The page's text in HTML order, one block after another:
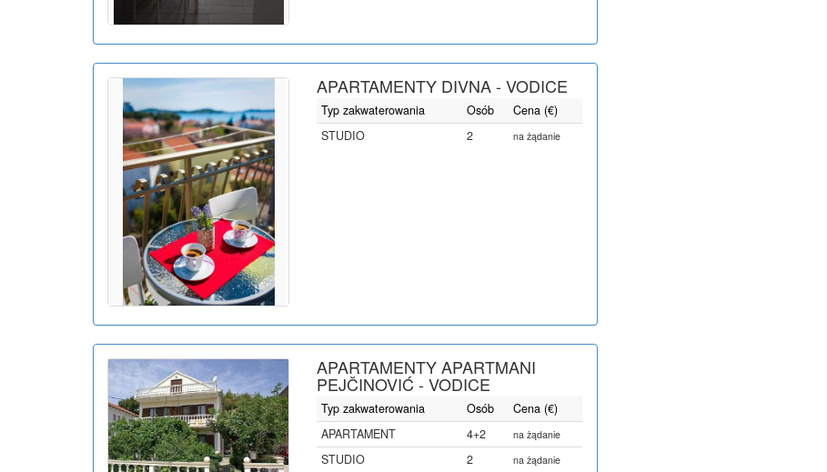
APARTAMENTY DIVNA - VODICE
Typ zakwaterowania Osób
Cena (€)
STUDIO
2 na żądanie
APARTAMENTY APARTMANI
PEJČINOVIĆ - VODICE
Typ zakwaterowania Osób
Cena (€)
APARTAMENT
4+2 na żądanie
STUDIO 2 na żądanie